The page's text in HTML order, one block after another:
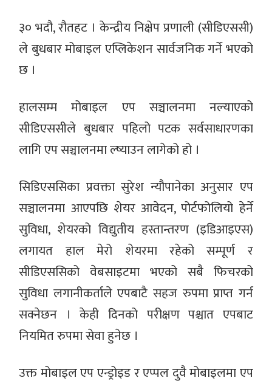
३० भदौ, रौतहट । केन्द्रीय निक्षेप प्रणाली (सीडिएससी)
ले बुधबार मोबाइल एप्लिकेशन सार्वजनिक गर्ने भएको
छ ।
हालसम्म मोबाइल एप सञ्चालनमा नल्याएको
सीडिएससीले बुधबार पहिलो पटक सर्वसाधारणका
लागि एप सञ्चालनमा ल्ष्याउन लागेको हो ।
सिडिएससिका प्रवक्ता सुरेश न्यौपानेका अनुसार एप
सञ्चालनमा आएपछि शेयर आवेदन, पोर्टफोलियो हेर्ने
सुविधा, शेयरको विद्युतीय हस्तान्तरण (इडिआइएस)
लगायत हाल मेरो शेयरमा रहेको सम्पूर्ण र
सीडिएससिको वेबसाइटमा भएको सबै फिचरको
सुविधा लगानीकर्ताले एपबाटै सहज रुपमा प्राप्त गर्न
सक्नेछन । केही दिनको परीक्षण पश्चात एपबाट
नियमित रुपमा सेवा हुनेछ ।
उक्त मोबाइल एप एन्ड्रोइड र एप्पल दुवै मोबाइलमा एप